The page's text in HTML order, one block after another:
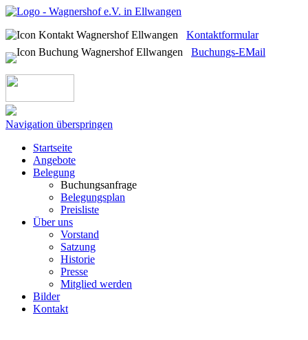
Kontaktformular
Buchungs-EMail
Navigation überspringen
Startseite
Angebote
Belegung
Buchungsanfrage
Belegungsplan
Preisliste
Über uns
Vorstand
Satzung
Historie
Presse
Mitglied werden
Bilder
Kontakt